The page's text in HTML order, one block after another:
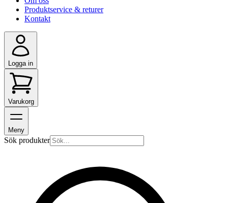
Produktservice & returer
Kontakt
Logga in
Varukorg
Meny
Sök produkter